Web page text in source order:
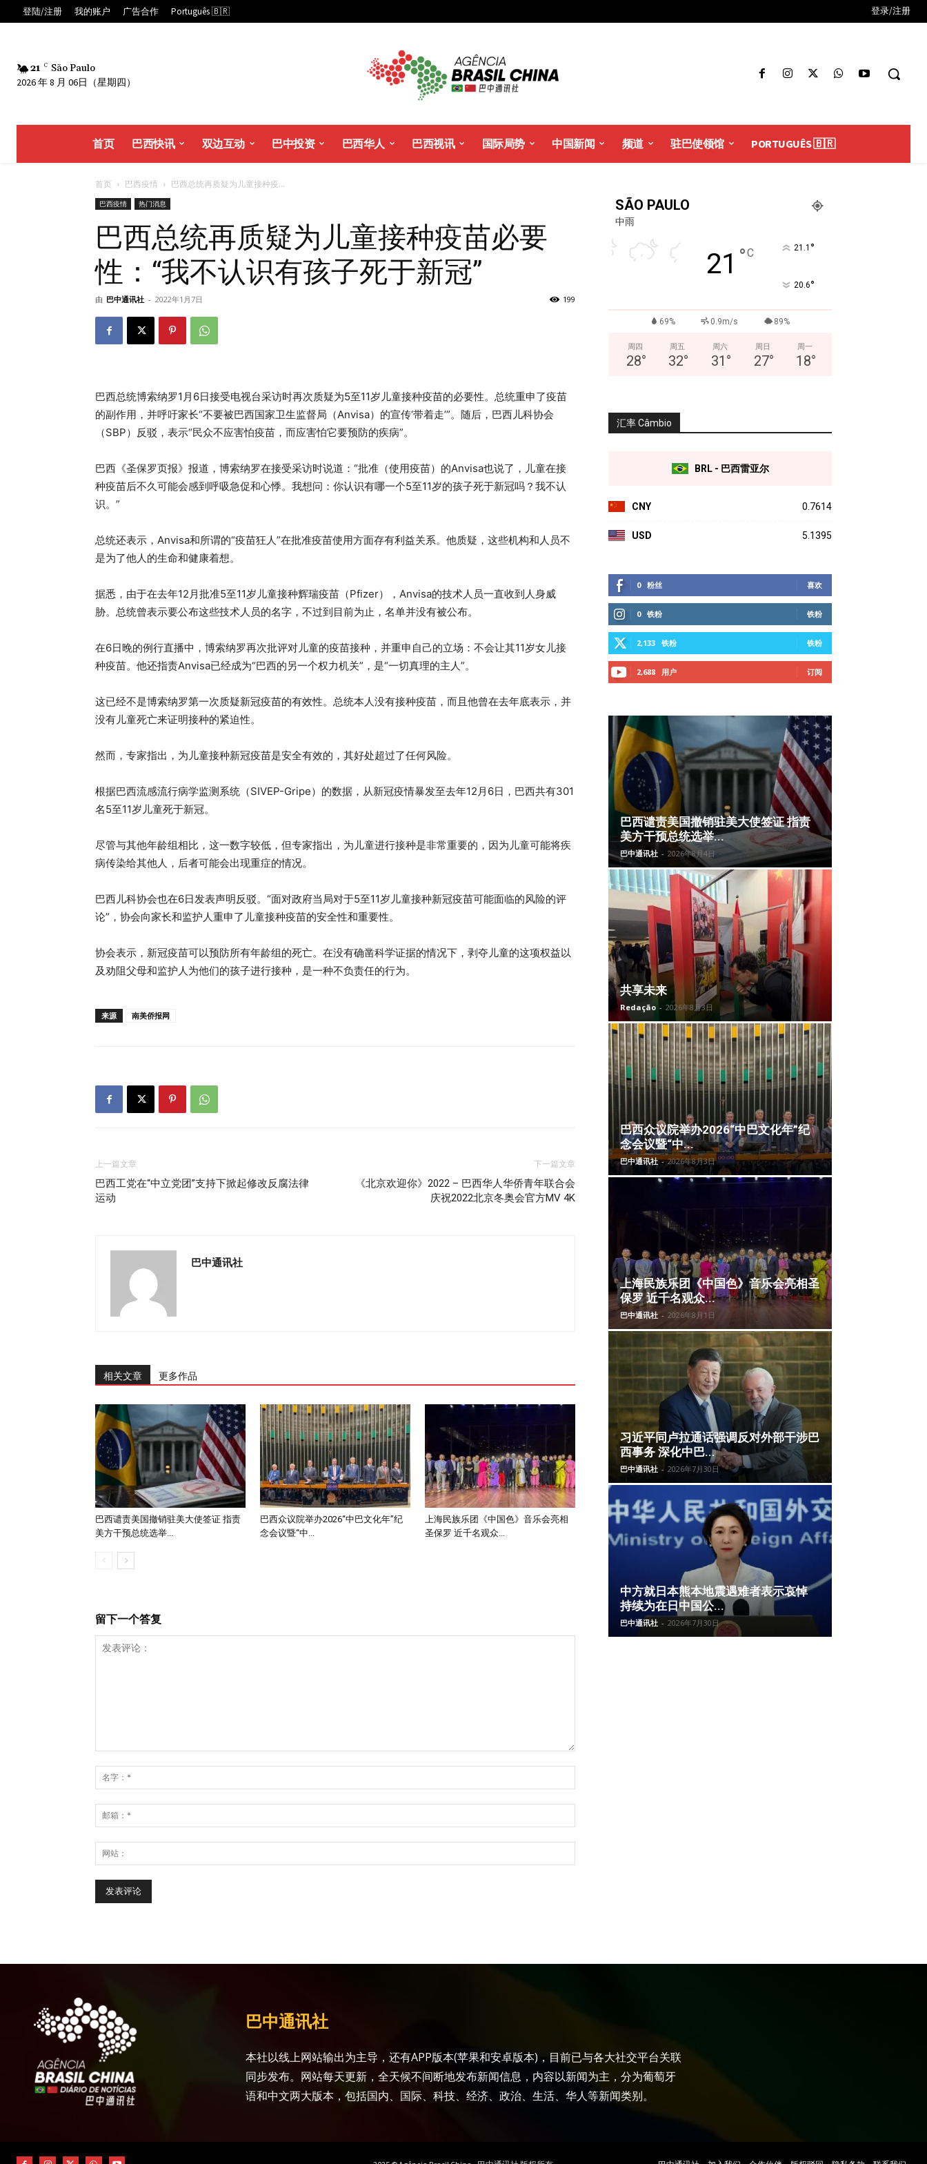
登陆/注册 我的账户 广告合作 Português 🇧🇷 登录/注册
21 C São Paulo
2026 年 8 月 06日（星期四）
首页 巴西快讯 双边互动 巴中投资 巴西华人 巴西视讯 国际局势 中国新闻 频道 驻巴使领馆 PORTUGUÊS 🇧🇷
首页 巴西疫情 巴西总统再质疑为儿童接种疫...
巴西疫情 热门消息
巴西总统再质疑为儿童接种疫苗必要
性：“我不认识有孩子死于新冠”
由 巴中通讯社 - 2022年1月7日 199
巴西总统博索纳罗1月6日接受电视台采访时再次质疑为5至11岁儿童接种疫苗的必要性。总统重申了疫苗
的副作用，并呼吁家长“不要被巴西国家卫生监督局（Anvisa）的宣传‘带着走’”。随后，巴西儿科协会
（SBP）反驳，表示“民众不应害怕疫苗，而应害怕它要预防的疾病”。
巴西《圣保罗页报》报道，博索纳罗在接受采访时说道：“批准（使用疫苗）的Anvisa也说了，儿童在接
种疫苗后不久可能会感到呼吸急促和心悸。我想问：你认识有哪一个5至11岁的孩子死于新冠吗？我不认
识。”
总统还表示，Anvisa和所谓的“疫苗狂人”在批准疫苗使用方面存有利益关系。他质疑，这些机构和人员不
是为了他人的生命和健康着想。
据悉，由于在去年12月批准5至11岁儿童接种辉瑞疫苗（Pfizer），Anvisa的技术人员一直收到人身威
胁。总统曾表示要公布这些技术人员的名字，不过到目前为止，名单并没有被公布。
在6日晚的例行直播中，博索纳罗再次批评对儿童的疫苗接种，并重申自己的立场：不会让其11岁女儿接
种疫苗。他还指责Anvisa已经成为“巴西的另一个权力机关”，是“一切真理的主人”。
这已经不是博索纳罗第一次质疑新冠疫苗的有效性。总统本人没有接种疫苗，而且他曾在去年底表示，并
没有儿童死亡来证明接种的紧迫性。
然而，专家指出，为儿童接种新冠疫苗是安全有效的，其好处超过了任何风险。
根据巴西流感流行病学监测系统（SIVEP-Gripe）的数据，从新冠疫情暴发至去年12月6日，巴西共有301
名5至11岁儿童死于新冠。
尽管与其他年龄组相比，这一数字较低，但专家指出，为儿童进行接种是非常重要的，因为儿童可能将疾
病传染给其他人，后者可能会出现重症的情况。
巴西儿科协会也在6日发表声明反驳。“面对政府当局对于5至11岁儿童接种新冠疫苗可能面临的风险的评
论”，协会向家长和监护人重申了儿童接种疫苗的安全性和重要性。
协会表示，新冠疫苗可以预防所有年龄组的死亡。在没有确凿科学证据的情况下，剥夺儿童的这项权益以
及劝阻父母和监护人为他们的孩子进行接种，是一种不负责任的行为。
来源 南美侨报网
上一篇文章
巴西工党在“中立党团”支持下掀起修改反腐法律
运动
下一篇文章
《北京欢迎你》2022 – 巴西华人华侨青年联合会
庆祝2022北京冬奥会官方MV 4K
巴中通讯社
相关文章 更多作品
巴西谴责美国撤销驻美大使签证 指责
美方干预总统选举...
巴西众议院举办2026“中巴文化年”纪
念会议暨“中...
上海民族乐团《中国色》音乐会亮相
圣保罗 近千名观众...
留下一个答复
SÃO PAULO
中雨
21 °C 21.1 °
20.6°
69% 0.9m/s 89%
周四
28°
周五
32°
周六
31 °
周日
27°
周一
18°
汇率 Câmbio
BRL - 巴西雷亚尔
CNY 0.7614
USD 5.1395
0 粉丝 喜欢
0 铁粉 铁粉
2,133 铁粉 铁粉
2,688 用户 订阅
巴西谴责美国撤销驻美大使签证 指责
美方干预总统选举...
巴中通讯社 - 2026年8月4日
共享未来
Redação - 2026年8月3日
巴西众议院举办2026“中巴文化年”纪
念会议暨“中...
巴中通讯社 - 2026年8月3日
上海民族乐团《中国色》音乐会亮相圣
保罗 近千名观众...
巴中通讯社 - 2026年8月1日
习近平同卢拉通话强调反对外部干涉巴
西事务 深化中巴...
巴中通讯社 - 2026年7月30日
中方就日本熊本地震遇难者表示哀悼
持续为在日中国公...
巴中通讯社 - 2026年7月30日
巴中通讯社
本社以线上网站输出为主导，还有APP版本(苹果和安卓版本)，目前已与各大社交平台关联
同步发布。网站每天更新，全天候不间断地发布新闻信息，内容以新闻为主，分为葡萄牙
语和中文两大版本，包括国内、国际、科技、经济、政治、生活、华人等新闻类别。